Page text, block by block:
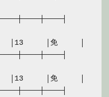
│13　　　│免　　　│
│13　　　│免　　　│